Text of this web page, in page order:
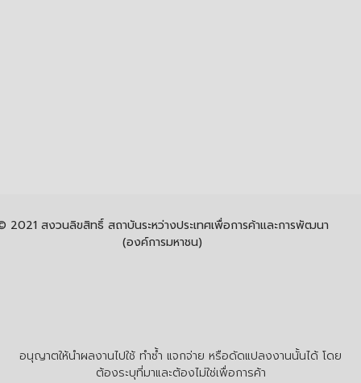
อนุญาตให้นำผลงานไปใช้ ทำซ้ำ แจกจ่าย หรือดัดแปลงงานนั้นได้ โดย
ต้องระบุที่มาและต้องไม่ใช่เพื่อการค้า
2021 สงวนลิขสิทธิ์ สถาบันระหว่างประเทศเพื่อการค้าและการพัฒนา
(องค์การมหาชน)